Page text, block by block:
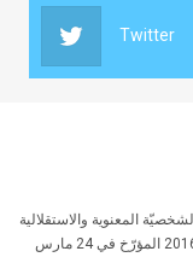
Twitter
المعنوية والاستقلالية
المالية أحدثت بموجب القانون الأساسي عدد22 لسنة 2016 المؤرّخ في 24 مارس